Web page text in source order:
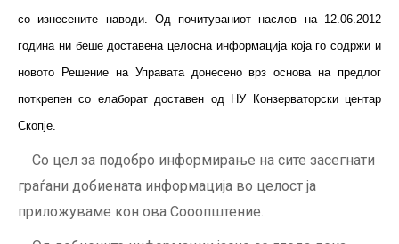
со изнесените наводи. Од почитуваниот наслов на 12.06.2012
година ни беше доставена целосна информација која го содржи и
новото Решение на Управата донесено врз основа на предлог
поткрепен со елаборат доставен од НУ Конзерваторски центар
Скопје.
Со цел за подобро информирање на сите засегнати
граѓани добиената информација во целост ја
приложуваме кон ова Сооопштение.